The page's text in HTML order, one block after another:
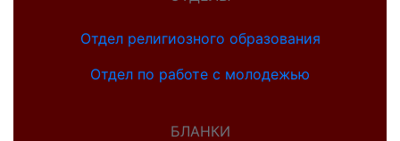
Отдел религиозного образования
Отдел по работе с молодежью
БЛАНКИ